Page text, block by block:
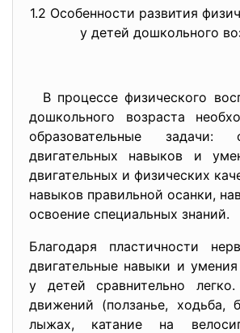
1.2 Особенности развития
у детей дошкольного
В процессе физического
дошкольного возраста
образовательные задачи:
двигательных навыков и
двигательных и физических
навыков правильной осанки,
освоение специальных знаний.
Благодаря пластичности
двигательные навыки и
у детей сравнительно
движений (ползанье, ходьба,
лыжах, катание на